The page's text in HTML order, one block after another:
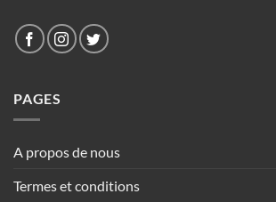
PAGES
A propos de nous
Termes et conditions